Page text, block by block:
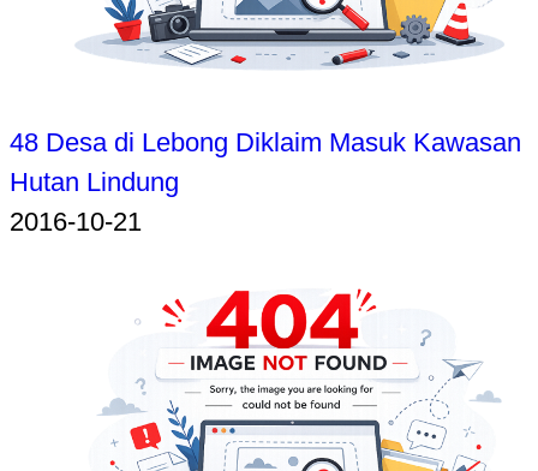
48 Desa di Lebong Diklaim Masuk Kawasan
Hutan Lindung
2016-10-21